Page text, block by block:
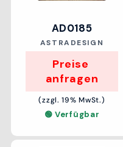
AD0185
Anbieter:
ASTRADESIGN
Preise
anfragen
(zzgl. 19% MwSt.)
🟢 Verfügbar